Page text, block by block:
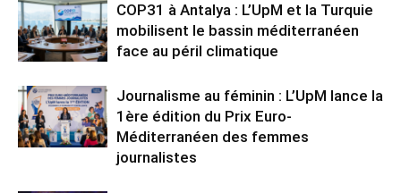
COP31 à Antalya : L’UpM et la Turquie
mobilisent le bassin méditerranéen
face au péril climatique
Journalisme au féminin : L’UpM lance la
1ère édition du Prix Euro-
Méditerranéen des femmes
journalistes